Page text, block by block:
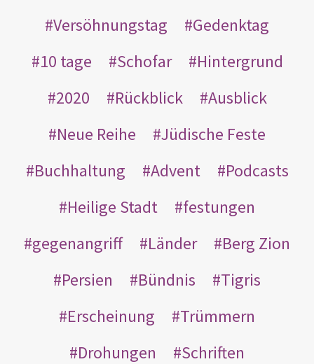
Versöhnungstag
Gedenktag
10 tage
Schofar
Hintergrund
2020
Rückblick
Ausblick
Neue Reihe
Jüdische Feste
Buchhaltung
Advent
Podcasts
Heilige Stadt
festungen
gegenangriff
Länder
Berg Zion
Persien
Bündnis
Tigris
Erscheinung
Trümmern
Drohungen
Schriften